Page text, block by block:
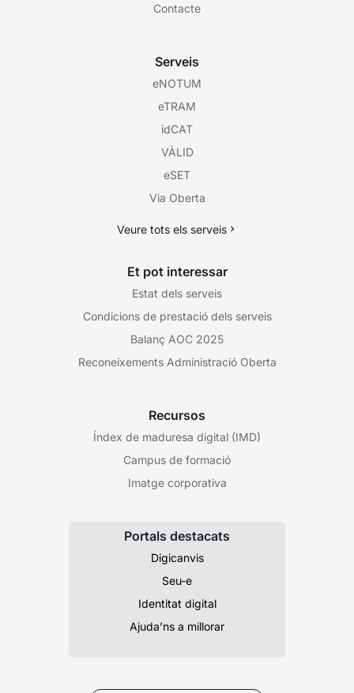
Contacte
Serveis
eNOTUM
eTRAM
idCAT
VÀLID
eSET
Via Oberta
Veure tots els serveis
Et pot interessar
Estat dels serveis
Condicions de prestació dels serveis
Balanç AOC 2025
Reconeixements Administració Oberta
Recursos
Índex de maduresa digital (IMD)
Campus de formació
Imatge corporativa
Portals destacats
Digicanvis
Seu-e
Identitat digital
Ajuda’ns a millorar